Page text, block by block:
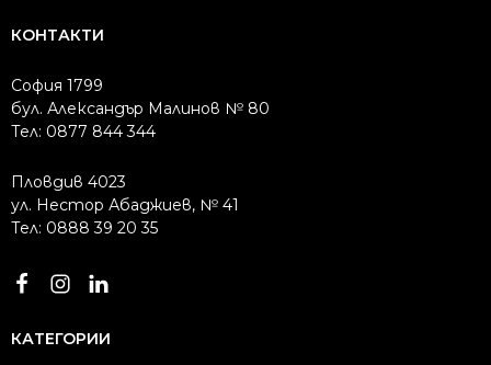
КОНТАКТИ
София 1799
бул. Александър Малинов № 80
Тел: 0877 844 344
Пловдив 4023
ул. Нестор Абаджиев, № 41
Тел: 0888 39 20 35
КАТЕГОРИИ